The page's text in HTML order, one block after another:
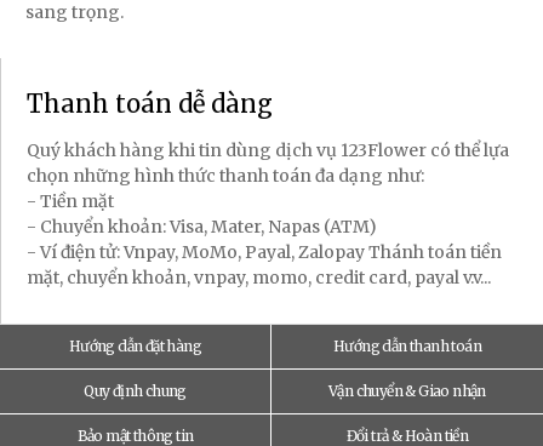
sang trọng.
Thanh toán dễ dàng
Quý khách hàng khi tin dùng dịch vụ 123Flower có thể lựa
chọn những hình thức thanh toán đa dạng như:
- Tiền mặt
- Chuyển khoản: Visa, Mater, Napas (ATM)
- Ví điện tử: Vnpay, MoMo, Payal, Zalopay Thánh toán tiền
mặt, chuyển khoản, vnpay, momo, credit card, payal v.v...
Hướng dẫn đặt hàng Hướng dẫn thanh toán
Quy định chung Vận chuyển & Giao nhận
Bảo mật thông tin Đổi trả & Hoàn tiền